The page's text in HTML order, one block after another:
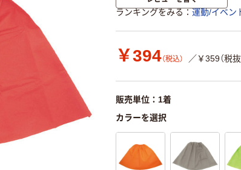
ランキングをみる 運動/イベン
￥394（税込） ／￥359（税抜
販売単位：1着
カラーを選択